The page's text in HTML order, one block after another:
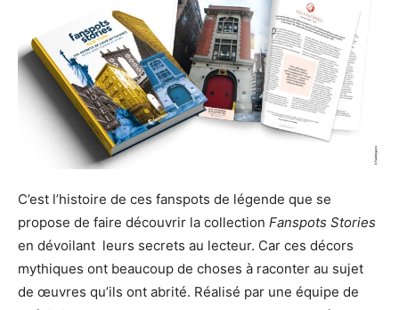
C’est l’histoire de ces fanspots de légende que se
propose de faire découvrir la collection Fanspots Stories
en dévoilant leurs secrets au lecteur. Car ces décors
mythiques ont beaucoup de choses à raconter au sujet
de œuvres qu’ils ont abrité. Réalisé par une équipe de